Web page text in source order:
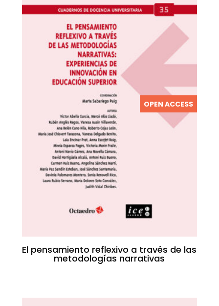
OPEN ACCESS
El pensamiento reflexivo a través de las
metodologías narrativas